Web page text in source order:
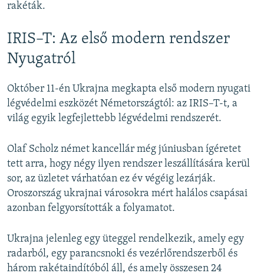
rakéták.
IRIS–T: Az első modern rendszer
Nyugatról
Október 11-én Ukrajna megkapta első modern nyugati
légvédelmi eszközét Németországtól: az IRIS–T-t, a
világ egyik legfejlettebb légvédelmi rendszerét.
Olaf Scholz német kancellár még júniusban ígéretet
tett arra, hogy négy ilyen rendszer leszállítására kerül
sor, az üzletet várhatóan ez év végéig lezárják.
Oroszország ukrajnai városokra mért halálos csapásai
azonban felgyorsították a folyamatot.
Ukrajna jelenleg egy üteggel rendelkezik, amely egy
radarból, egy parancsnoki és vezérlőrendszerből és
három rakétaindítóból áll, és amely összesen 24